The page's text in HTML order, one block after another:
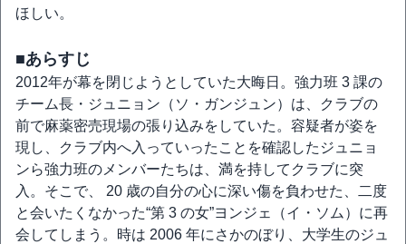
ほしい。
■あらすじ
2012年が幕を閉じようとしていた大晦日。強力班 3 課の
チーム長・ジュニョン（ソ・ガンジュン）は、クラブの
前で麻薬密売現場の張り込みをしていた。容疑者が姿を
現し、クラブ内へ入っていったことを確認したジュニョ
ンら強力班のメンバーたちは、満を持してクラブに突
入。そこで、 20 歳の自分の心に深い傷を負わせた、二度
と会いたくなかった“第 3 の女”ヨンジェ（イ・ソム）に再
会してしまう。時は 2006 年にさかのぼり、大学生のジュ